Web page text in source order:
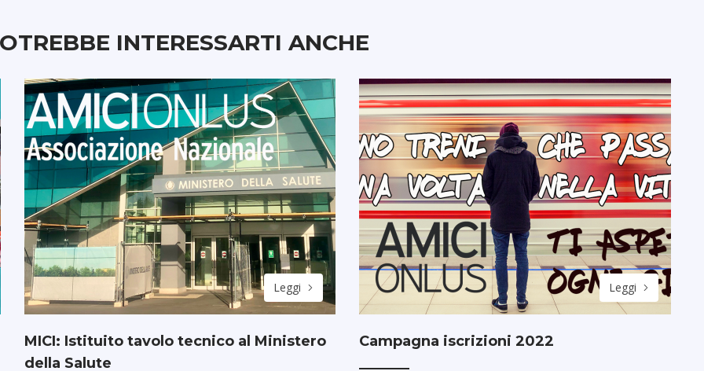
INTERESSARTI ANCHE
Leggi
MICI: Istituito tavolo tecnico al Ministero
della Salute
Leggi
Campagna iscrizioni 2022